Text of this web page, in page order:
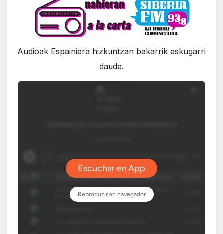
Audioak Espainiera hizkuntzan bakarrik eskugarri
daude.